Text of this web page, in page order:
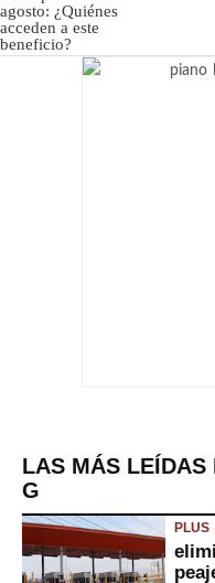
LAS MÁS LEÍDAS
G
PLUS